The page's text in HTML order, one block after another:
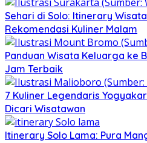
Sehari di Solo: Itinerary
Rekomendasi Kuliner Malam
Panduan Wisata Keluarga ke
Jam Terbaik
7 Kuliner Legendaris
Dicari Wisatawan
Itinerary Solo Lama: Pura